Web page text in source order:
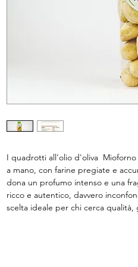
I quadrotti all'olio d'oliva
a mano, con farine pregiate e
dona un profumo intenso e una
ricco e autentico, davvero
scelta ideale per chi cerca